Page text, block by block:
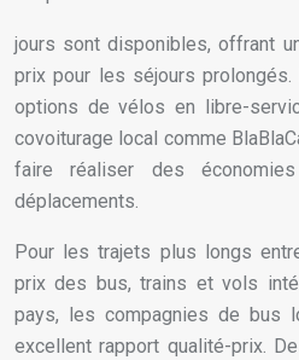
jours sont disponibles, offrant
prix pour les séjours
options de vélos en libre-
covoiturage local comme
faire réaliser des
déplacements.
Pour les trajets plus longs
prix des bus, trains et vols
pays, les compagnies de bus
excellent rapport qualité-prix.